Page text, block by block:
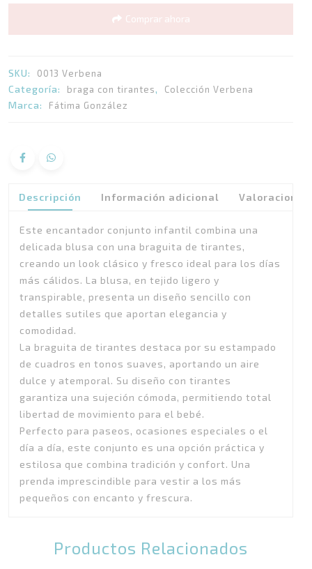
quantity
Comprar ahora
SKU: 0013 Verbena
Categoría: braga con tirantes, Colección Verbena
Marca: Fátima González
Descripción Información adicional
Este encantador conjunto infantil combina una
delicada blusa con una braguita de tirantes,
creando un look clásico y fresco ideal para los días
más cálidos. La blusa, en tejido ligero y
transpirable, presenta un diseño sencillo con
detalles sutiles que aportan elegancia y
comodidad.
La braguita de tirantes destaca por su estampado
de cuadros en tonos suaves, aportando un aire
dulce y atemporal. Su diseño con tirantes
garantiza una sujeción cómoda, permitiendo total
libertad de movimiento para el bebé.
Perfecto para paseos, ocasiones especiales o el
día a día, este conjunto es una opción práctica y
estilosa que combina tradición y confort. Una
prenda imprescindible para vestir a los más
pequeños con encanto y frescura.
Productos Relacionados